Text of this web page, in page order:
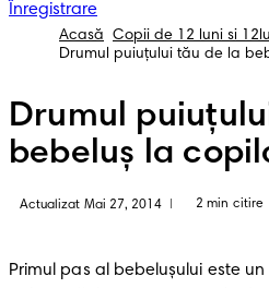
Înregistrare
Acasă Copii de 12 luni si
Drumul puiuţului tău de la
Drumul
bebeluș la
Actualizat Mai 27, 2014 2 min citire
Primul pas al bebelușului este